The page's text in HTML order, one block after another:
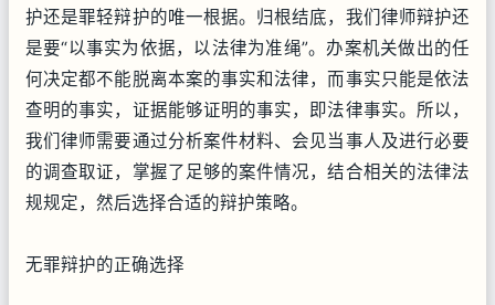
护还是罪轻辩护的唯一根据。归根结底，我们律师辩护还
是要“以事实为依据，以法律为准绳”。办案机关做出的任
何决定都不能脱离本案的事实和法律，而事实只能是依法
查明的事实，证据能够证明的事实，即法律事实。所以，
我们律师需要通过分析案件材料、会见当事人及进行必要
的调查取证，掌握了足够的案件情况，结合相关的法律法
规规定，然后选择合适的辩护策略。
无罪辩护的正确选择